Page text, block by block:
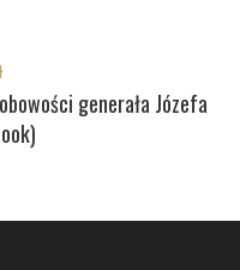
generała Józefa